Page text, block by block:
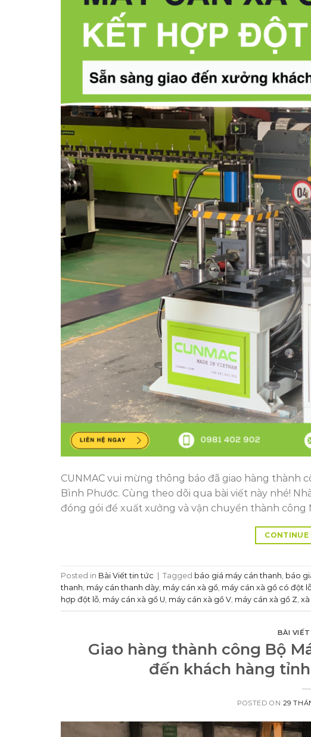
CUNMAC vui mừng thông báo đã giao hàng thành
Bình Phước. Cùng theo dõi qua bài viết này nhé!
đóng gói để xuất xưởng và vận chuyển thành công
CONTINUE
Posted in Bài Viết tin tức Tagged báo giá máy cán thanh, báo
thanh, máy cán thanh dày, máy cán xà gồ, máy cán xà gồ có đột
hợp đột lỗ, máy cán xà gồ U, máy cán xà gồ V, máy cán xà gồ Z, xà
BÀI
Giao hàng thành công Bộ
đến khách hàng
POSTED ON 29